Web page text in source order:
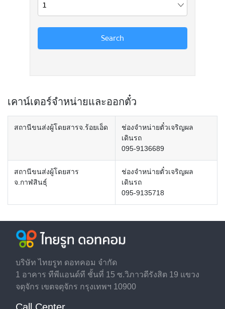
เคาน์เตอร์จำหน่ายและออกตั๋ว
สถานีขนส่งผู้โดยสารจ.ร้อยเอ็ด
ช่องจำหน่ายตั๋วเจริญผล
เดินรถ
095-9136689
สถานีขนส่งผู้โดยสาร
จ.กาฬสินธุ์
ช่องจำหน่ายตั๋วเจริญผล
เดินรถ
095-9135718
บริษัท ไทยรูท ดอทคอม จำกัด
1 อาคาร ทีพีแอนด์ที ชั้นที่ 15 ซ.วิภาวดีรังสิต 19 แขวง
จตุจักร เขตจตุจักร กรุงเทพฯ 10900